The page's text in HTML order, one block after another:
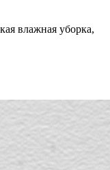
влажная уборка,